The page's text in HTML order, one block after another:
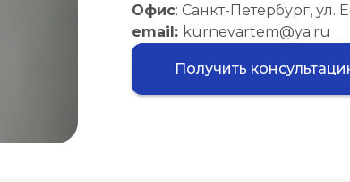
Офис: Санкт-Петербург, ул.
email: kurnevartem@ya.ru
Получить